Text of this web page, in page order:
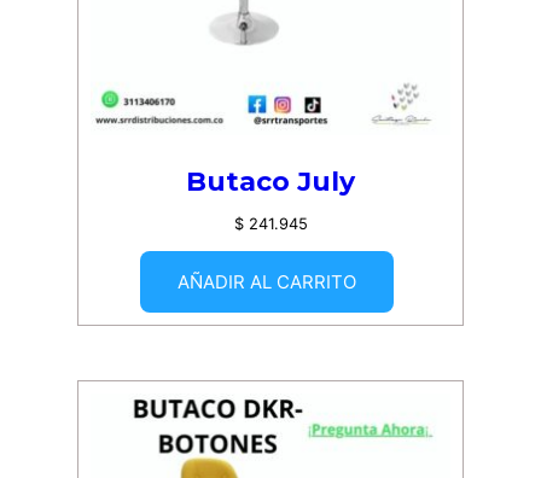
Butaco July
$241.945
AÑADIR AL CARRITO